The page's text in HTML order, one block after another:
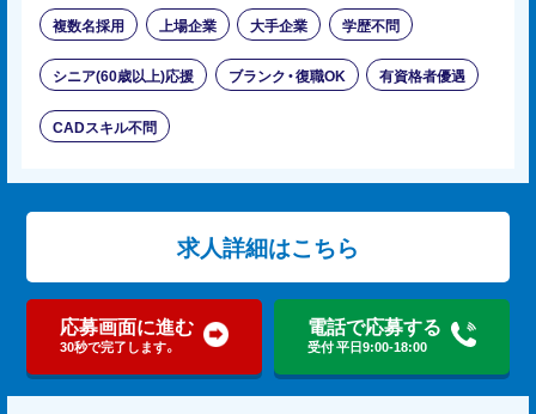
複数名採用 上場企業 大手企業 学歴不問
シニア(60歳以上)応援 ブランク・復職OK 有資格者優遇
CADスキル不問
求人詳細はこちら
応募画面に進む
30秒で完了します。
電話で応募する
受付 平日9:00-18:00